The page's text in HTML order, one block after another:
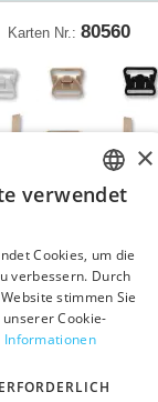
Karten Nr.: 80560
Verschluss 20 mm
CZECH
ENGLISH
×
verwendet
Cookies, um die
verbessern. Durch
stimmen Sie
Cookie-
Informationen